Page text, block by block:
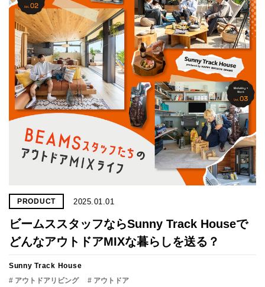
PRODUCT 2025.01.01
ビームススタッフならSunny Track Houseで
どんなアウトドアMIXな暮らしを送る？
Sunny Track House
# アウトドアリビング
# アウトドア